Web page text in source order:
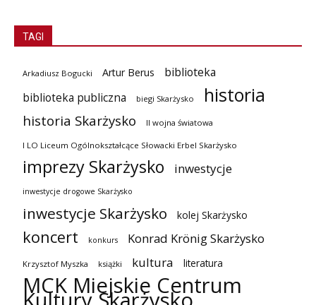
TAGI
Arkadiusz Bogucki Artur Berus
biblioteka
biblioteka publiczna
biegi Skarżysko historia
historia Skarżysko II wojna światowa
I LO Liceum Ogólnokształcące Słowacki Erbel Skarżysko
imprezy Skarżysko inwestycje
inwestycje drogowe Skarżysko
inwestycje Skarżysko kolej Skarżysko
koncert konkurs Konrad Krönig Skarżysko
Krzysztof Myszka książki kultura literatura
MCK Miejskie Centrum